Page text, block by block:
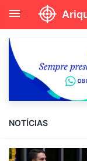
menu
NOTÍCIAS